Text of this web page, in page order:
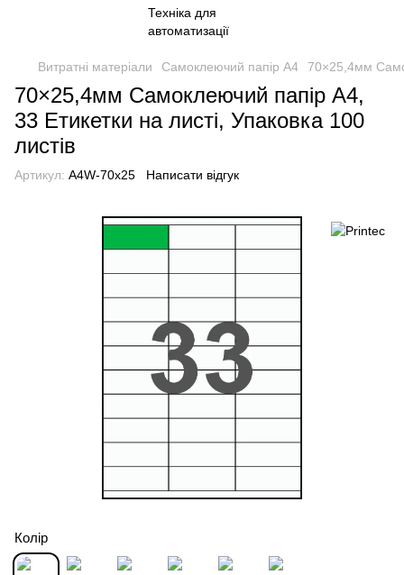
Витратні матеріали Самоклеючий папір А4 70×25,4мм
70×25,4мм Самоклеючий папір А4,
33 Етикетки на листі, Упаковка 100
листів
Артикул: A4W-70x25 Написати відгук
Колір